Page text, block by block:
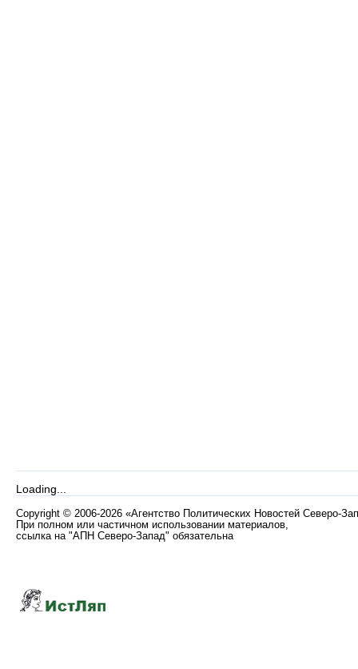
Loading...
Copyright © 2006-2026 «Агентство Политических Новостей Северо-
При полном или частичном использовании материалов,
ссылка на "АПН Северо-Запад" обязательна